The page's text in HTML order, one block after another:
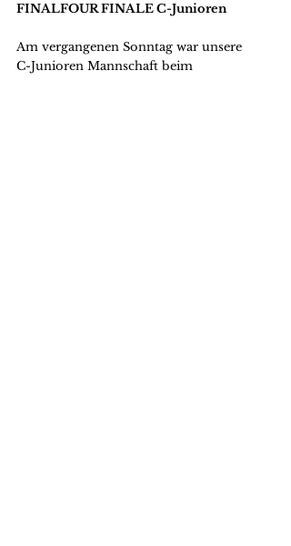
FINALFOUR FINALE C-Junioren
Am vergangenen Sonntag war unsere
C-Junioren Mannschaft beim